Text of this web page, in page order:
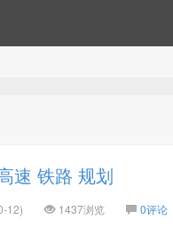
速 铁路 规划
12) 1437浏览 0评论